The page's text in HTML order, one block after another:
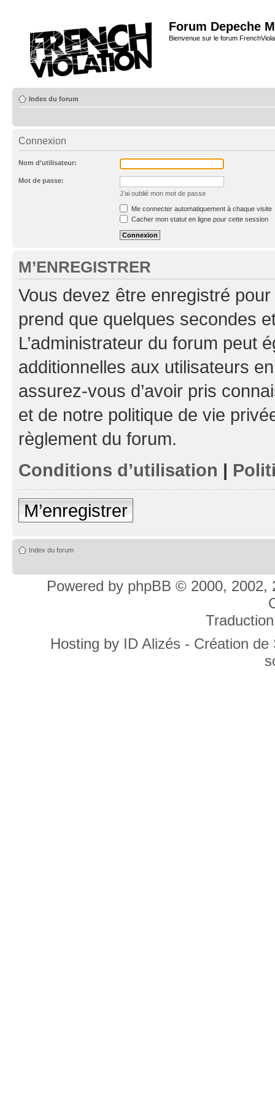
Forum Depeche
Bienvenue sur le forum
Index du forum
Connexion
Nom d’utilisateur:
Mot de passe:
J’ai oublié mon mot de passe
Me connecter automatiquement à chaque visite
Cacher mon statut en ligne pour cette session
M’ENREGISTRER
Vous devez être enregistré
prend que quelques secondes
L’administrateur du forum peut
additionnelles aux utilisateurs
assurez-vous d’avoir pris
et de notre politique de vie
règlement du forum.
Conditions d’utilisation |
M’enregistrer
Index du forum
Powered by phpBB © 2000, 2002,
Hosting by ID Alizés - Création